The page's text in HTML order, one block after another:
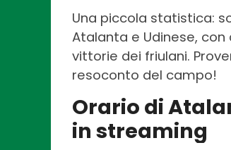
Una piccola statistica:
Atalanta e Udinese,
vittorie dei friulani.
resoconto del campo!
Orario di
in streaming